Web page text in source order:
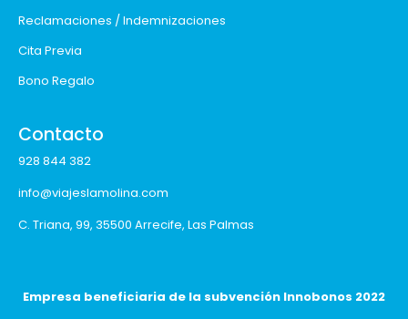
Reclamaciones / Indemnizaciones
Cita Previa
Bono Regalo
Contacto
928 844 382
info@viajeslamolina.com
C. Triana, 99, 35500 Arrecife, Las Palmas
Empresa beneficiaria de la subvención Innobonos 2022